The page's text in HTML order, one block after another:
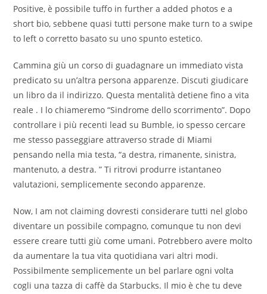
Positive, è possibile tuffo in further a added photos e a
short bio, sebbene quasi tutti persone make turn to a swipe
to left o corretto basato su uno spunto estetico.
Cammina giù un corso di guadagnare un immediato vista
predicato su un’altra persona apparenze. Discuti giudicare
un libro da il indirizzo. Questa mentalità detiene fino a vita
reale . I lo chiameremo “Sindrome dello scorrimento”. Dopo
controllare i più recenti lead su Bumble, io spesso cercare
me stesso passeggiare attraverso strade di Miami
pensando nella mia testa, “a destra, rimanente, sinistra,
mantenuto, a destra. ” Ti ritrovi produrre istantaneo
valutazioni, semplicemente secondo apparenze.
Now, I am not claiming dovresti considerare tutti nel globo
diventare un possibile compagno, comunque tu non devi
essere creare tutti giù come umani. Potrebbero avere molto
da aumentare la tua vita quotidiana vari altri modi.
Possibilmente semplicemente un bel parlare ogni volta
cogli una tazza di caffè da Starbucks. Il mio è che tu deve